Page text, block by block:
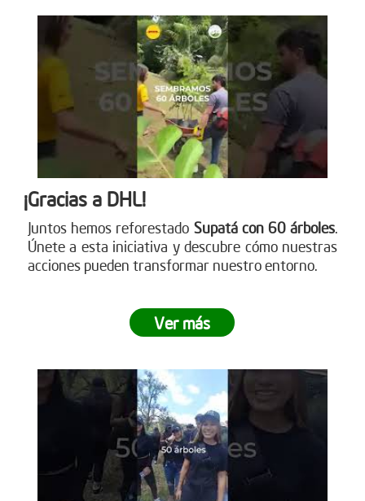
¡Gracias a DHL!
Juntos hemos reforestado Supatá con 60 árboles.
Únete a esta iniciativa y descubre cómo nuestras
acciones pueden transformar nuestro entorno.
Ver más